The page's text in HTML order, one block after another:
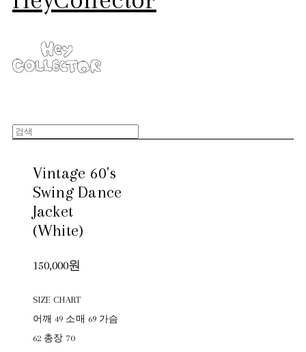
Vintage 60's
Swing Dance
Jacket
(White)
150,000원
SIZE CHART
어깨 49 소매 69 가슴
62 총장 70